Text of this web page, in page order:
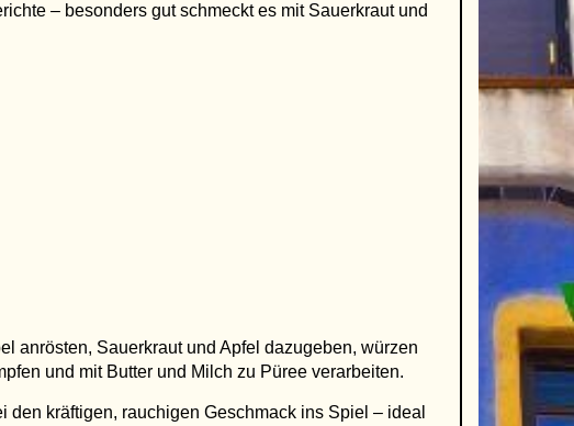
– besonders gut schmeckt es mit Sauerkraut und
anrösten, Sauerkraut und Apfel dazugeben, würzen
und mit Butter und Milch zu Püree verarbeiten.
den kräftigen, rauchigen Geschmack ins Spiel – ideal